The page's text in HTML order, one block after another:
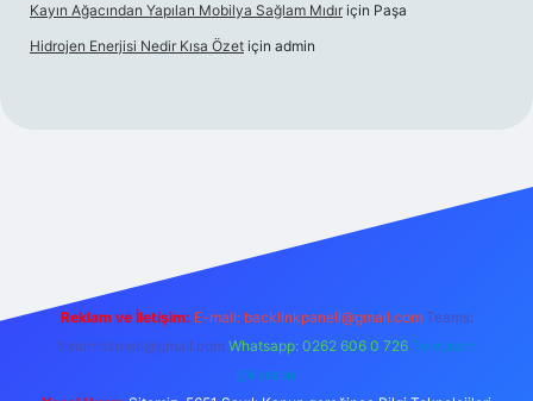
Kayın Ağacından Yapılan Mobilya Sağlam Mıdır için Paşa
Hidrojen Enerjisi Nedir Kısa Özet için admin
https://
Reklam ve İletişim: E-mail: backlinkpaneli@gmail.com Teams:
forumhizmeti@gmail.com Whatsapp: 0262 606 0 726 Telegram:
@karabul